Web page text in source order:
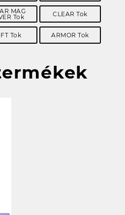
MAG
Tok
CLEAR Tok
Tok ARMOR Tok